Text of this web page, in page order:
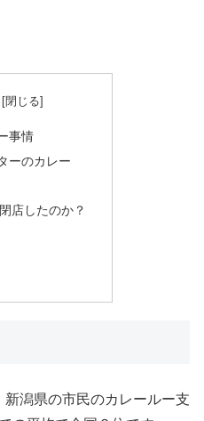
事情
ーのカレー
店したのか？
潟県の市民のカレールー支